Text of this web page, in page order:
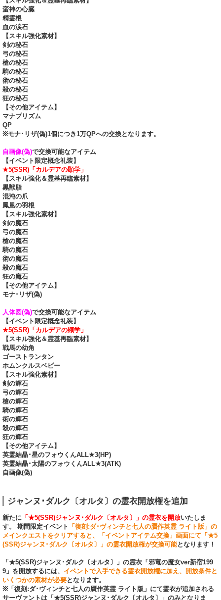
蛮神の心臓
精霊根
血の涙石
【スキル強化素材】
剣の秘石
弓の秘石
槍の秘石
騎の秘石
術の秘石
殺の秘石
狂の秘石
【その他アイテム】
マナプリズム
QP
※モナ･リザ(偽)1個につき1万QPへの交換となります。
自画像(偽)で交換可能なアイテム
【イベント限定概念礼装】
★5(SSR)「カルデアの顕学」
【スキル強化＆霊基再臨素材】
黒獣脂
混沌の爪
鳳凰の羽根
【スキル強化素材】
剣の魔石
弓の魔石
槍の魔石
騎の魔石
術の魔石
殺の魔石
狂の魔石
【その他アイテム】
モナ･リザ(偽)
人体図(偽)で交換可能なアイテム
【イベント限定概念礼装】
★5(SSR)「カルデアの顕学」
【スキル強化＆霊基再臨素材】
戦馬の幼角
ゴーストランタン
ホムンクルスベビー
【スキル強化素材】
剣の輝石
弓の輝石
槍の輝石
騎の輝石
術の輝石
殺の輝石
狂の輝石
【その他アイテム】
英霊結晶･星のフォウくんALL★3(HP)
英霊結晶･太陽のフォウくんALL★3(ATK)
自画像(偽)
ジャンヌ･ダルク〔オルタ〕の霊衣開放権を追加
新たに 「★5(SSR)ジャンヌ･ダルク〔オルタ〕」の霊衣を開放いたしま
す。 期間限定イベント 「復刻:ダ･ヴィンチと七人の贋作英霊 ライト版」の
メインクエストをクリアすると、「イベントアイテム交換」画面にて「★5
(SSR)ジャンヌ･ダルク〔オルタ〕」の霊衣開放権が交換可能となります！
「★5(SSR)ジャンヌ･ダルク〔オルタ〕」の霊衣「邪竜の魔女ver新宿199
9」を開放するには、 イベントで入手できる霊衣開放権に加え、開放条件と
いくつかの素材が必要となります。
※「復刻:ダ･ヴィンチと七人の贋作英霊 ライト版」にて霊衣が追加される
サーヴァントは「★5(SSR)ジャンヌ･ダルク〔オルタ〕」のみとなりま